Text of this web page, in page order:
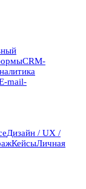
CRM-
mail-
Дизайн / UX /
КейсыЛичная